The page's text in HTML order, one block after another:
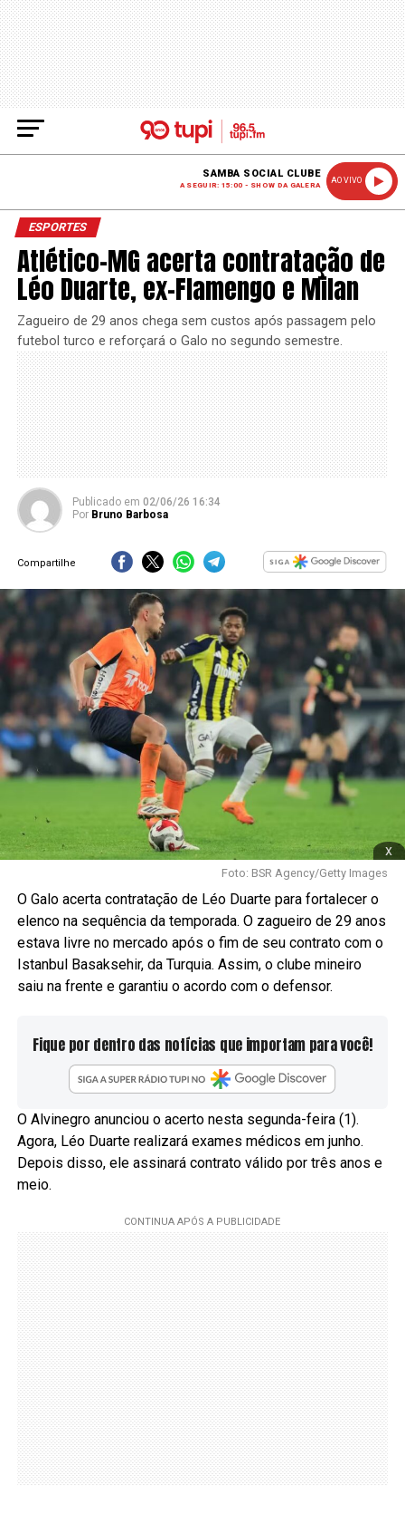
SAMBA SOCIAL CLUBE
A SEGUIR: 15:00 - SHOW DA GALERA
AO VIVO
ESPORTES
Atlético-MG acerta contratação de
Léo Duarte, ex-Flamengo e Milan
Zagueiro de 29 anos chega sem custos após passagem pelo
futebol turco e reforçará o Galo no segundo semestre.
Publicado em 02/06/26 16:34
Por Bruno Barbosa
Compartilhe
x
Foto: BSR Agency/Getty Images
O Galo acerta contratação de Léo Duarte para fortalecer o
elenco na sequência da temporada. O zagueiro de 29 anos
estava livre no mercado após o fim de seu contrato com o
Istanbul Basaksehir, da Turquia. Assim, o clube mineiro
saiu na frente e garantiu o acordo com o defensor.
Fique por dentro das notícias que importam para você!
O Alvinegro anunciou o acerto nesta segunda-feira (1).
Agora, Léo Duarte realizará exames médicos em junho.
Depois disso, ele assinará contrato válido por três anos e
meio.